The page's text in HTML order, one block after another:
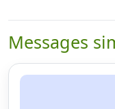
Messages